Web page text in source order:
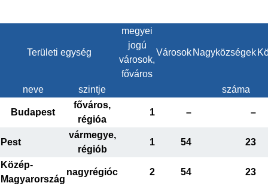
Területi egység
megyei
jogú
városok,
főváros
Városok Nagyközségek
neve szintje száma
Budapest
főváros,
régióa
1 – –
Pest
vármegye,
régiób
1 54 23
Közép-
Magyarország
nagyrégióc 2 54 23